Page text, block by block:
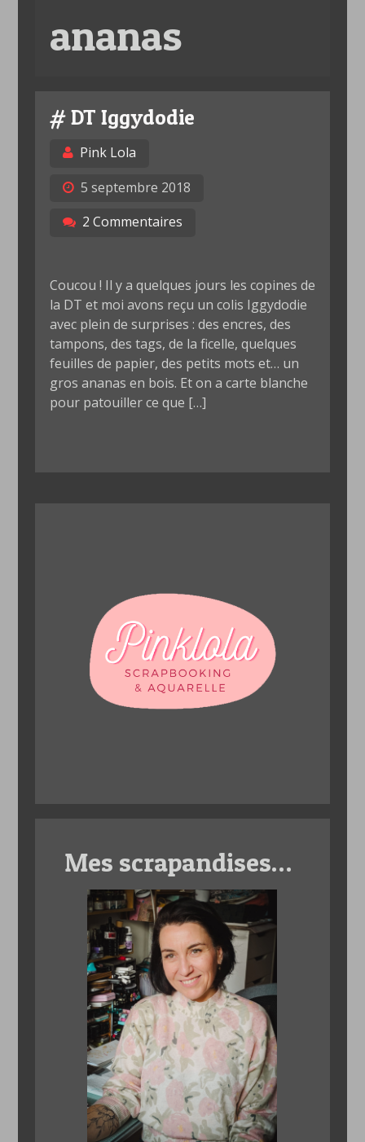
ananas
# DT Iggydodie
Pink Lola
5 septembre 2018
2 Commentaires
Coucou ! Il y a quelques jours les copines de
la DT et moi avons reçu un colis Iggydodie
avec plein de surprises : des encres, des
tampons, des tags, de la ficelle, quelques
feuilles de papier, des petits mots et… un
gros ananas en bois. Et on a carte blanche
pour patouiller ce que […]
Mes scrapandises…